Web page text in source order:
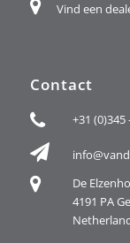
Vind een
Contact
+31 (0)345
De
4191 PA